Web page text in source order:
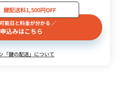
能日と料金が分かる ／
込みはこちら
鍵配送料1,500円OFF
「鍵の配送」について